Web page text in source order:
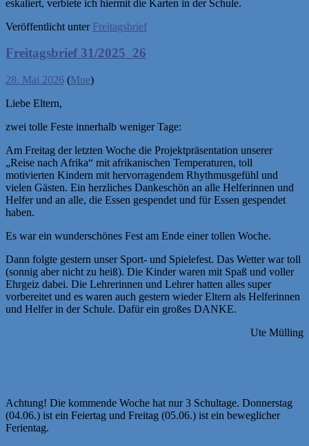
eskaliert, verbiete ich hiermit die Karten in der Schule.
Veröffentlicht unter Freitagsbrief
Freitagsbrief 31/2025_26
28. Mai 2026 (Mue)
Liebe Eltern,
zwei tolle Feste innerhalb weniger Tage:
Am Freitag der letzten Woche die Projektpräsentation unserer
„Reise nach Afrika“ mit afrikanischen Temperaturen, toll
motivierten Kindern mit hervorragendem Rhythmusgefühl und
vielen Gästen. Ein herzliches Dankeschön an alle Helferinnen und
Helfer und an alle, die Essen gespendet und für Essen gespendet
haben.
Es war ein wunderschönes Fest am Ende einer tollen Woche.
Dann folgte gestern unser Sport- und Spielefest. Das Wetter war toll
(sonnig aber nicht zu heiß). Die Kinder waren mit Spaß und voller
Ehrgeiz dabei. Die Lehrerinnen und Lehrer hatten alles super
vorbereitet und es waren auch gestern wieder Eltern als Helferinnen
und Helfer in der Schule. Dafür ein großes DANKE.
Ute Mülling
Achtung! Die kommende Woche hat nur 3 Schultage. Donnerstag
(04.06.) ist ein Feiertag und Freitag (05.06.) ist ein beweglicher
Ferientag.